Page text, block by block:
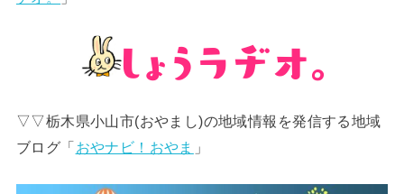
▽▽栃木県小山市(おやまし)の地域情報を発信する地域
ブログ「おやナビ！おやま 」